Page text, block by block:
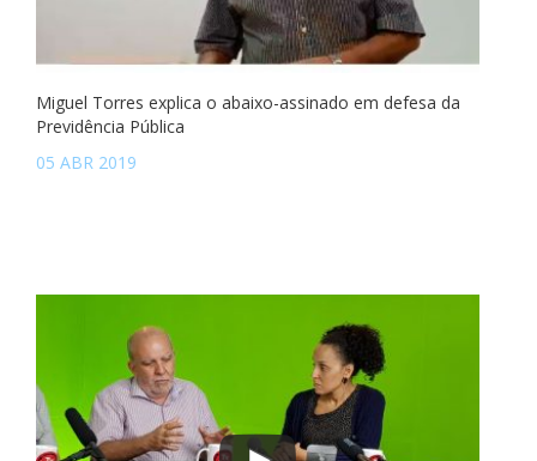
Miguel Torres explica o abaixo-assinado em defesa da
Previdência Pública
05 ABR 2019